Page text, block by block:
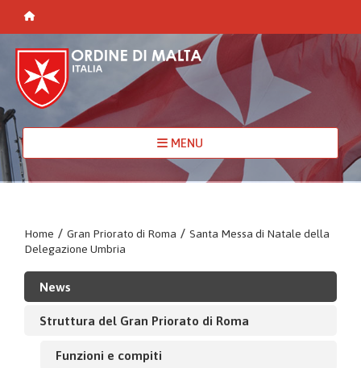
MENU
Home / Gran Priorato di Roma / Santa Messa di Natale della
Delegazione Umbria
News
Struttura del Gran Priorato di Roma
Funzioni e compiti